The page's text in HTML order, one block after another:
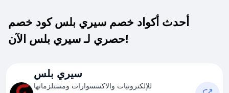
أحدث أكواد خصم سيري بلس كود خصم
حصري لـ سيري بلس الآن!
سيري بلس
للإلكترونيات والاكسسوارات ومستلزماتها